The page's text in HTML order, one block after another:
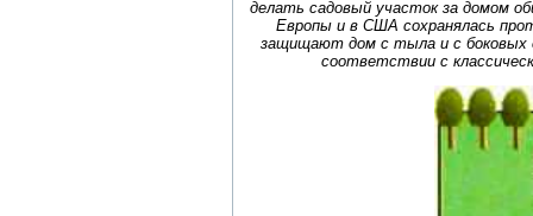
делать садовый участок за домом
Европы и в США сохранялась
защищают дом с тыла и с боковых
соответствии с